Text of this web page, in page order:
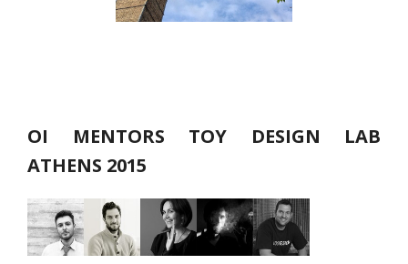
ΟΙ MENTORS ΤΟΥ DESIGN LAB
ATHENS 2015